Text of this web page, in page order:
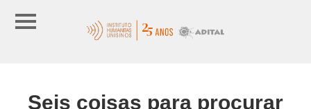
Seis coisas para procurar